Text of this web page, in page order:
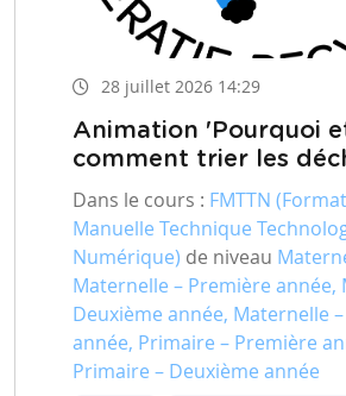
28 juillet 2026 14:29
Animation 'Pourquoi
comment trier les
Dans le cours : FMTTN
Manuelle Technique
Numérique) de niveau
Maternelle – Première année,
Deuxième année, Maternelle
année, Primaire – Première
Primaire – Deuxième année